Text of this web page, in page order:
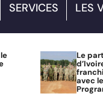
SERVICES LES
Le
avec